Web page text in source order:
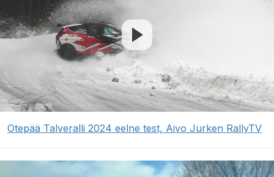
Otepää Talveralli 2024 eelne test, Aivo Jurken RallyTV